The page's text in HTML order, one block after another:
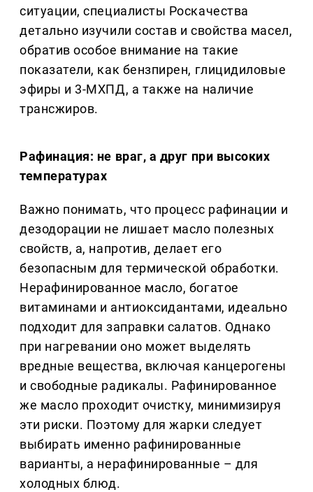
ситуации, специалисты Роскачества
детально изучили состав и свойства масел,
обратив особое внимание на такие
показатели, как бензпирен, глицидиловые
эфиры и 3-МХПД, а также на наличие
трансжиров.
Рафинация: не враг, а друг при высоких
температурах
Важно понимать, что процесс рафинации и
дезодорации не лишает масло полезных
свойств, а, напротив, делает его
безопасным для термической обработки.
Нерафинированное масло, богатое
витаминами и антиоксидантами, идеально
подходит для заправки салатов. Однако
при нагревании оно может выделять
вредные вещества, включая канцерогены
и свободные радикалы. Рафинированное
же масло проходит очистку, минимизируя
эти риски. Поэтому для жарки следует
выбирать именно рафинированные
варианты, а нерафинированные – для
холодных блюд.